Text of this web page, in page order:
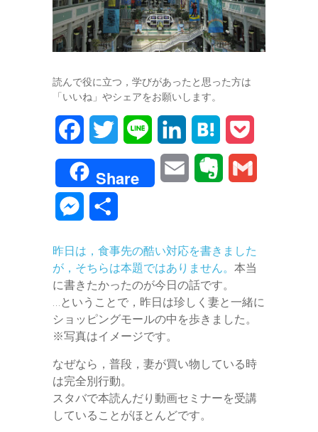
読んで役に立つ，学びがあったと思った方は
「いいね」やシェアをお願いします。
a
c
e
o
o
k
w
i
t
e
r
i
n
i
n
e
d
I
n
a
t
a
o
c
t
Share
i
l
r
o
e
s
s
e
g
e
昨日は，食事先の酷い対応を書きました
が，そちらは本題ではありません。 本当
に書きたかったのが今日の話です。
…ということで，昨日は珍しく妻と一緒に
ショッピングモールの中を歩きました。
※写真はイメージです。
なぜなら，普段，妻が買い物している時
は完全別行動。
スタバで本読んだり動画セミナーを受講
していることがほとんどです。